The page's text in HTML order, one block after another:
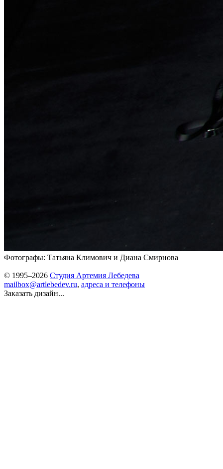
Фотографы: Татьяна Климович и Диана Смирнова
© 1995–2026 Студия Артемия Лебедева
mailbox@artlebedev.ru, адреса и телефоны
Заказать дизайн...